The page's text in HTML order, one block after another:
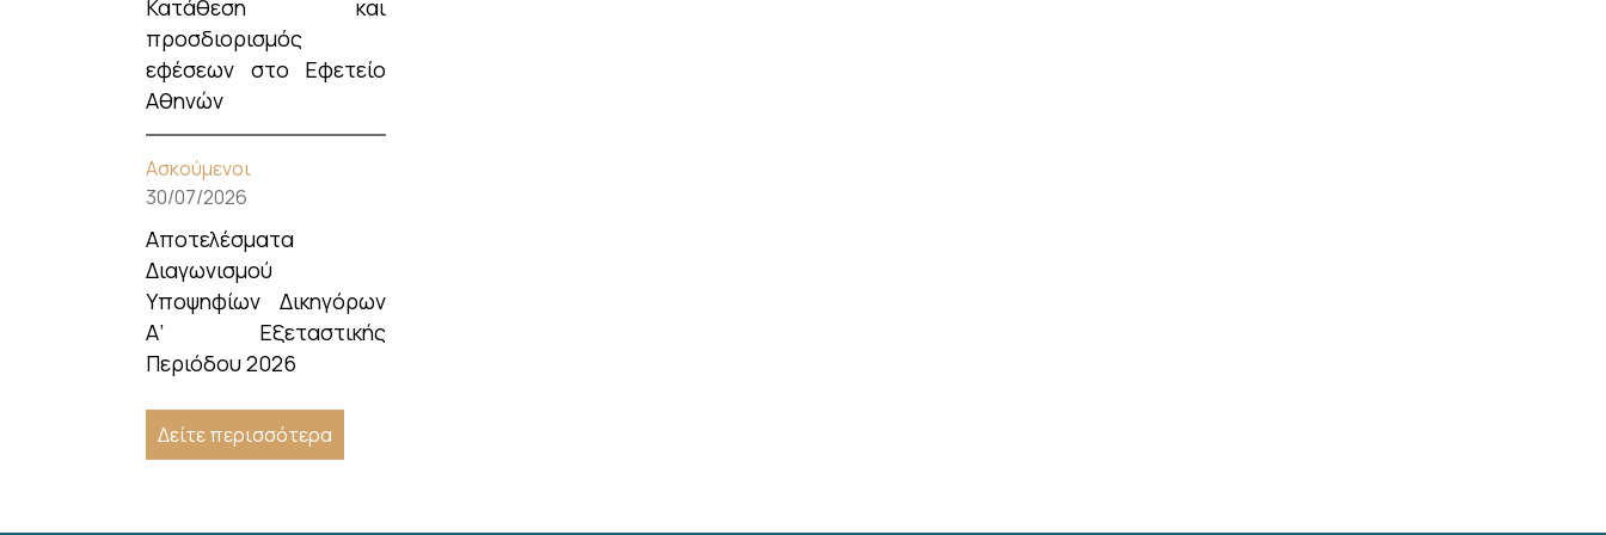
Κατάθεση και
προσδιορισμός
εφέσεων στο Εφετείο
Αθηνών
Ασκούμενοι
30/07/2026
Αποτελέσματα
Διαγωνισμού
Υποψηφίων Δικηγόρων
Α’ Εξεταστικής
Περιόδου 2026
Δείτε περισσότερα